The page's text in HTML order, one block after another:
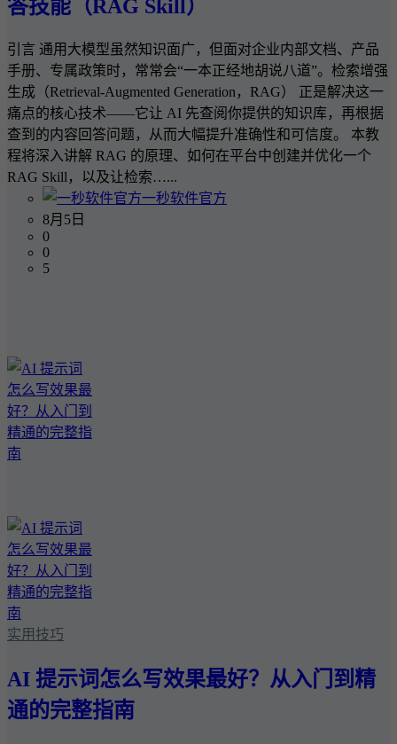
答技能（RAG Skill）
引言 通用大模型虽然知识面广，但面对企业内部文档、产品
手册、专属政策时，常常会“一本正经地胡说八道”。检索增强
生成（Retrieval-Augmented Generation，RAG） 正是解决这一
痛点的核心技术——它让 AI 先查阅你提供的知识库，再根据
查到的内容回答问题，从而大幅提升准确性和可信度。 本教
程将深入讲解 RAG 的原理、如何在平台中创建并优化一个
RAG Skill，以及让检索…...
一秒软件官方
8月5日
0
0
5
实用技巧
AI 提示词怎么写效果最好？从入门到精
通的完整指南